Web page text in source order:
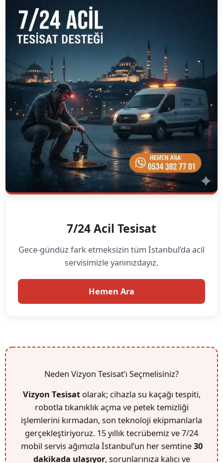
7/24 Acil Tesisat
Gece-gündüz fark etmeksizin tüm İstanbul’da acil
servisimizle yanınızdayız.
Hemen Ara
Neden Vizyon Tesisat’ı Seçmelisiniz?
Vizyon Tesisatolarak; cihazla su kaçağı tespiti,
robotla tıkanıklık açma ve petek temizliği
işlemlerini kırmadan, son teknoloji ekipmanlarla
gerçekleştiriyoruz. 15 yıllık tecrübemiz ve 7/24
mobil servis ağımızla İstanbul’un her semtine30
dakikada ulaşıyor, sorunlarınıza kalıcı ve